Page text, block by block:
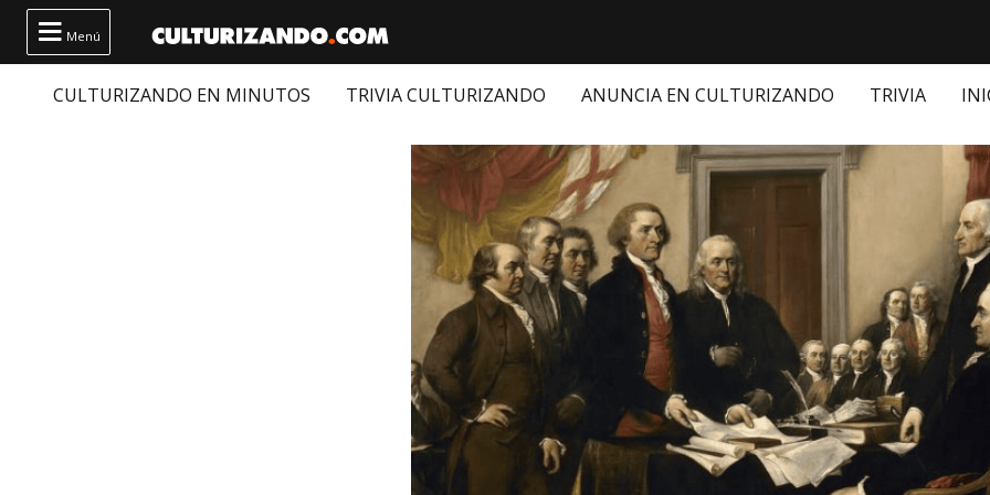
 Menú
CULTURIZANDO EN MINUTOS TRIVIA CULTURIZANDO ANUNCIA EN CULTURIZANDO TRIVIA